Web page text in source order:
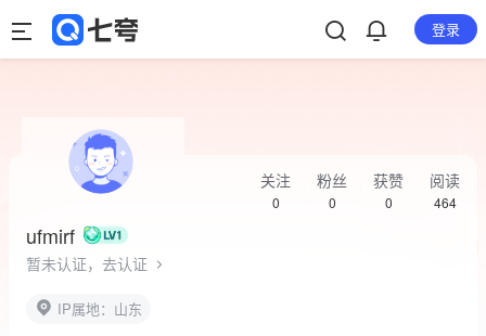
登录
ufmirf
暂未认证，去认证
关注
0
粉丝
0
获赞
0
阅读
464
IP属地：山东